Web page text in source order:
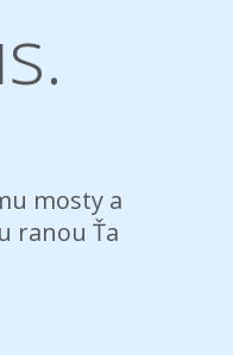
mosty a
ranou Ťa